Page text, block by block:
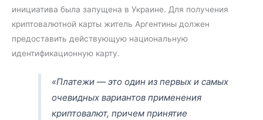
инициатива была запущена в Украине. Для получения
криптовалютной карты житель Аргентины должен
предоставить действующую национальную
идентификационную карту.
«Платежи ― это один из первых и самых
очевидных вариантов применения
криптовалют, причем принятие